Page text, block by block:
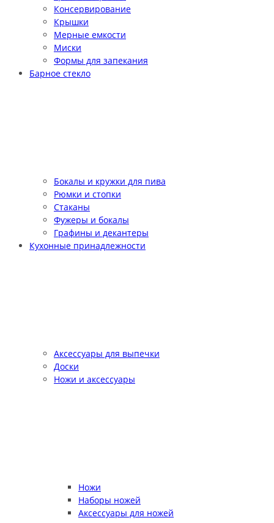
Консервирование
Крышки
Мерные емкости
Миски
Формы для запекания
Барное стекло
Бокалы и кружки для пива
Рюмки и стопки
Стаканы
Фужеры и бокалы
Графины и декантеры
Кухонные принадлежности
Аксессуары для выпечки
Доски
Ножи и аксессуары
Ножи
Наборы ножей
Аксессуары для ножей